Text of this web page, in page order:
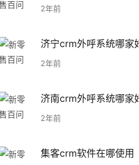
2年前
济宁crm外呼系统哪家
2年前
济南crm外呼系统哪家
2年前
集客crm软件在哪使用